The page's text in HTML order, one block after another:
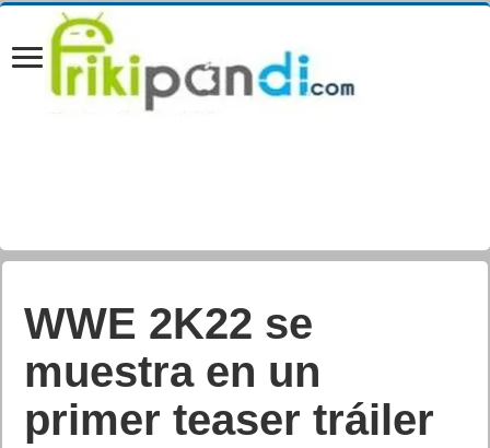
WWE 2K22 se
muestra en un
primer teaser tráiler